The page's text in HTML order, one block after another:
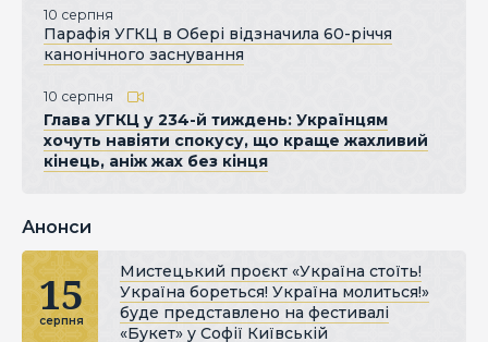
10 серпня
Парафія УГКЦ в Обері відзначила 60-річчя
канонічного заснування
10 серпня
Глава УГКЦ у 234-й тиждень: Українцям
хочуть навіяти спокусу, що краще жахливий
кінець, аніж жах без кінця
Анонси
15
серпня
Мистецький проєкт «Україна стоїть!
Україна бореться! Україна молиться!»
буде представлено на фестивалі
«Букет» у Софії Київській